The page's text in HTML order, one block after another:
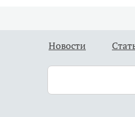
Новости